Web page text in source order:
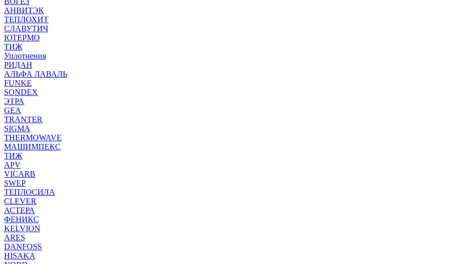
АНВИТЭК
ТЕПЛОХИТ
СЛАВУТИЧ
ЮТЕРМО
ТИЖ
Уплотнения
РИДАН
АЛЬФА ЛАВАЛЬ
FUNKE
SONDEX
ЭТРА
GEA
TRANTER
SIGMA
THERMOWAVE
МАШИМПЕКС
ТИЖ
APV
VICARB
SWEP
ТЕПЛОСИЛА
CLEVER
АСТЕРА
ФЕНИКС
KELVION
ARES
DANFOSS
HISAKA